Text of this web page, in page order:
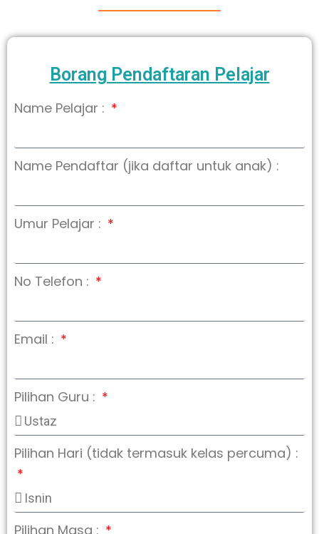
Borang Pendaftaran Pelajar
Name Pelajar :
Name Pendaftar (jika daftar untuk anak) :
Umur Pelajar :
No Telefon :
Email :
Pilihan Guru :
Pilihan Hari (tidak termasuk kelas percuma) :
Pilihan Masa :